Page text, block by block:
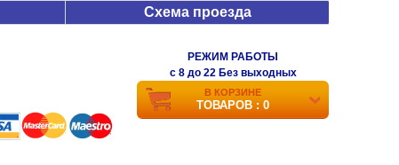
Схема проезда
РЕЖИМ РАБОТЫ
c 8 до 22 Без выходных
В КОРЗИНЕ
ТОВАРОВ : 0